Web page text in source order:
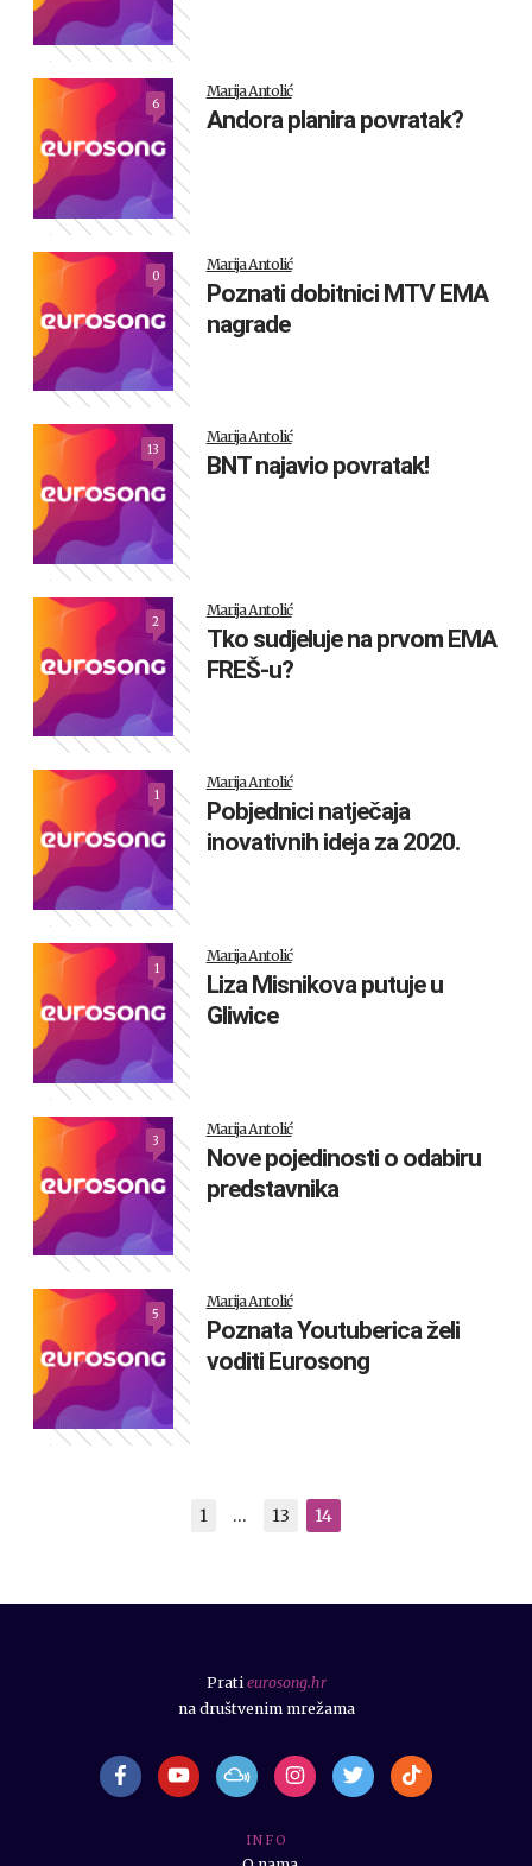
6
Marija Antolić
Andora planira povratak?
0
Marija Antolić
Poznati dobitnici MTV EMA
nagrade
13
Marija Antolić
BNT najavio povratak!
2
Marija Antolić
Tko sudjeluje na prvom EMA
FREŠ-u?
1
Marija Antolić
Pobjednici natječaja
inovativnih ideja za 2020.
1
Marija Antolić
Liza Misnikova putuje u
Gliwice
3
Marija Antolić
Nove pojedinosti o odabiru
predstavnika
5
Marija Antolić
Poznata Youtuberica želi
voditi Eurosong
1 … 13 14
I N F O
Prati eurosong.hr
na društvenim mrežama